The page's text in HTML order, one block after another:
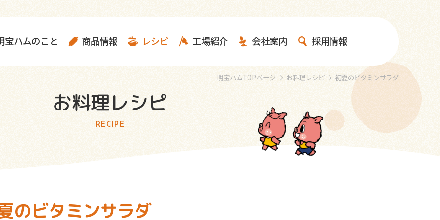
宝ハムのこと 商品情報 レシピ 工場紹介 会社案内 採用情報
明宝ハムTOPページ お料理レシピ 初夏のビタミンサラダ
お料理レシピ
RECIPE
のビタミンサラダ